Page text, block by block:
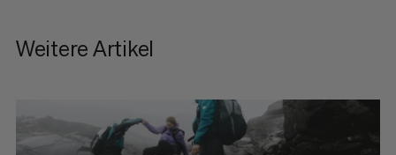
Weitere Artikel